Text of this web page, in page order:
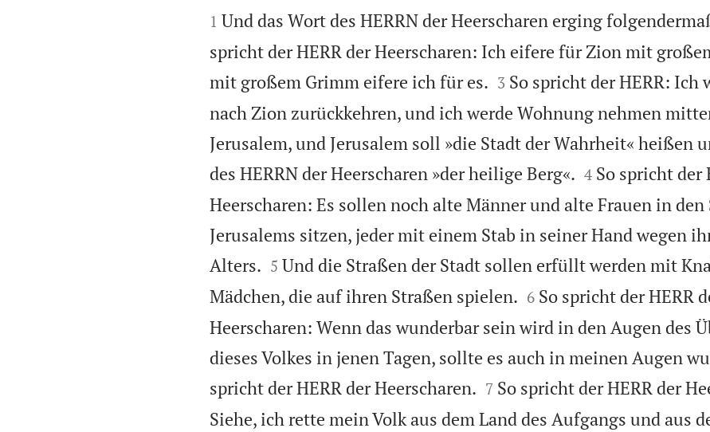


1 Und das Wort des HERRN der Heerscharen erging
spricht der HERR der Heerscharen: Ich eifere für Zion mit
mit großem Grimm eifere ich für es.
3 So spricht der HERR: Ich
nach Zion zurückkehren, und ich werde Wohnung nehmen
Jerusalem, und Jerusalem soll »die Stadt der Wahrheit« heißen
des HERRN der Heerscharen »der heilige Berg«.
4 So spricht der
Heerscharen: Es sollen noch alte Männer und alte Frauen in den
Jerusalems sitzen, jeder mit einem Stab in seiner Hand wegen
Alters.
5 Und die Straßen der Stadt sollen erfüllt werden mit
Mädchen, die auf ihren Straßen spielen.
6 So spricht der HERR
Heerscharen: Wenn das wunderbar sein wird in den Augen des
dieses Volkes in jenen Tagen, sollte es auch in meinen Augen
spricht der HERR der Heerscharen.
7 So spricht der HERR der
Siehe, ich rette mein Volk aus dem Land des Aufgangs und aus